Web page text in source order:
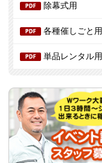
除幕式用
各種催しごと用
単品レンタル用